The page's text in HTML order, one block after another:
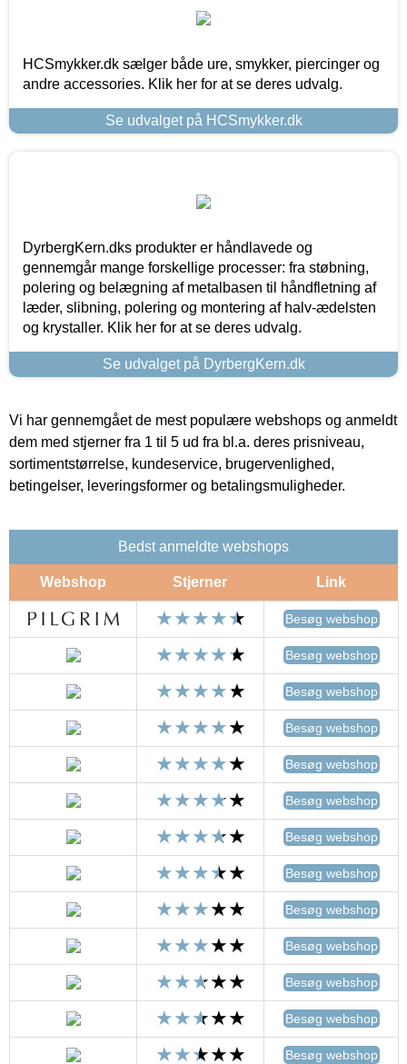
HCSmykker.dk sælger både ure, smykker, piercinger og
andre accessories. Klik her for at se deres udvalg.
Se udvalget på HCSmykker.dk
DyrbergKern.dks produkter er håndlavede og
gennemgår mange forskellige processer: fra støbning,
polering og belægning af metalbasen til håndfletning af
læder, slibning, polering og montering af halv-ædelsten
og krystaller. Klik her for at se deres udvalg.
Se udvalget på DyrbergKern.dk
Vi har gennemgået de mest populære webshops og anmeldt
dem med stjerner fra 1 til 5 ud fra bl.a. deres prisniveau,
sortimentstørrelse, kundeservice, brugervenlighed,
betingelser, leveringsformer og betalingsmuligheder.
Bedst anmeldte webshops
Webshop Stjerner Link
Besøg webshop
Besøg webshop
Besøg webshop
Besøg webshop
Besøg webshop
Besøg webshop
Besøg webshop
Besøg webshop
Besøg webshop
Besøg webshop
Besøg webshop
Besøg webshop
Besøg webshop